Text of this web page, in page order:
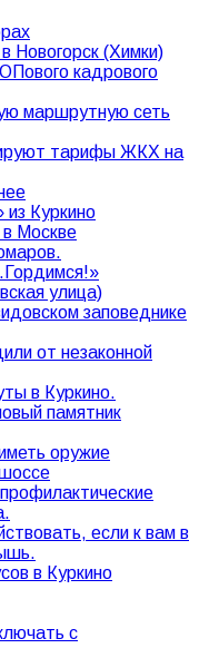
Новогорск (Химки)
кадрового
маршрутную сеть
тарифы ЖКХ на
Куркино
в Москве
улица)
заповеднике
от незаконной
в Куркино.
памятник
оружие
если к вам в
в Куркино
с